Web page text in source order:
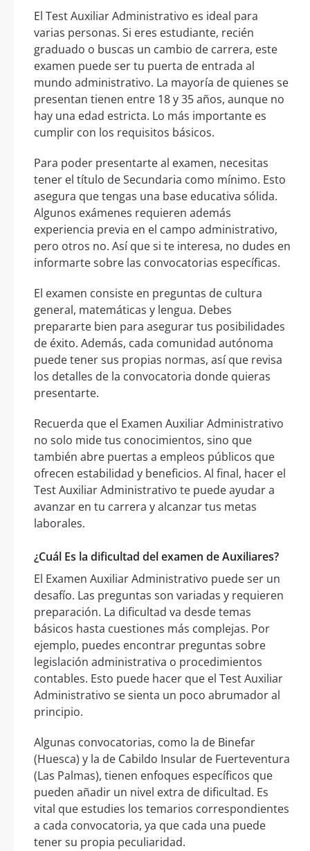
El Test Auxiliar Administrativo es ideal para
varias personas. Si eres estudiante, recién
graduado o buscas un cambio de carrera, este
examen puede ser tu puerta de entrada al
mundo administrativo. La mayoría de quienes se
presentan tienen entre 18 y 35 años, aunque no
hay una edad estricta. Lo más importante es
cumplir con los requisitos básicos.
Para poder presentarte al examen, necesitas
tener el título de Secundaria como mínimo. Esto
asegura que tengas una base educativa sólida.
Algunos exámenes requieren además
experiencia previa en el campo administrativo,
pero otros no. Así que si te interesa, no dudes en
informarte sobre las convocatorias específicas.
El examen consiste en preguntas de cultura
general, matemáticas y lengua. Debes
prepararte bien para asegurar tus posibilidades
de éxito. Además, cada comunidad autónoma
puede tener sus propias normas, así que revisa
los detalles de la convocatoria donde quieras
presentarte.
Recuerda que el Examen Auxiliar Administrativo
no solo mide tus conocimientos, sino que
también abre puertas a empleos públicos que
ofrecen estabilidad y beneficios. Al final, hacer el
Test Auxiliar Administrativo te puede ayudar a
avanzar en tu carrera y alcanzar tus metas
laborales.
¿Cuál Es la dificultad del examen de Auxiliares?
El Examen Auxiliar Administrativo puede ser un
desafío. Las preguntas son variadas y requieren
preparación. La dificultad va desde temas
básicos hasta cuestiones más complejas. Por
ejemplo, puedes encontrar preguntas sobre
legislación administrativa o procedimientos
contables. Esto puede hacer que el Test Auxiliar
Administrativo se sienta un poco abrumador al
principio.
Algunas convocatorias, como la de Binefar
(Huesca) y la de Cabildo Insular de Fuerteventura
(Las Palmas), tienen enfoques específicos que
pueden añadir un nivel extra de dificultad. Es
vital que estudies los temarios correspondientes
a cada convocatoria, ya que cada una puede
tener su propia peculiaridad.